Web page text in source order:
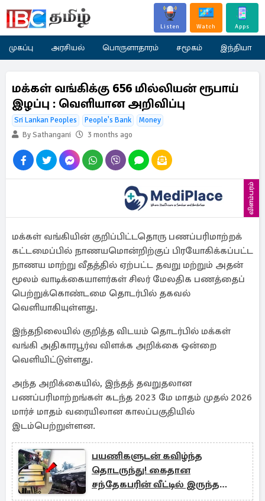
Listen Watch Apps
முகப்பு அரசியல் பொருளாதாரம் சமூகம் இந்தியா
மக்கள் வங்கிக்கு 656 மில்லியன் ரூபாய்
இழப்பு : வெளியான அறிவிப்பு
Sri Lankan Peoples People's Bank
Money
By Sathangani
3 months ago
விளம்பரம்
மக்கள் வங்கியின் குறிப்பிட்டதொரு பணப்பரிமாற்றக்
கட்டமைப்பில் நாணயமொன்றிற்குப் பிரயோகிக்கப்பட்ட
நாணய மாற்று வீதத்தில் ஏற்பட்ட தவறு மற்றும் அதன்
மூலம் வாடிக்கையாளர்கள் சிலர் மேலதிக பணத்தைப்
பெற்றுக்கொண்டமை தொடர்பில் தகவல்
வெளியாகியுள்ளது.
இந்தநிலையில் குறித்த விடயம் தொடர்பில் மக்கள்
வங்கி அதிகாரபூர்வ விளக்க அறிக்கை ஒன்றை
வெளியிட்டுள்ளது.
அந்த அறிக்கையில், இந்தத் தவறுதலான
பணப்பரிமாற்றங்கள் கடந்த 2023 மே மாதம் முதல் 2026
மார்ச் மாதம் வரையிலான காலப்பகுதியில்
இடம்பெற்றுள்ளன.
பயணிகளுடன் கவிழ்ந்த
தொடருந்து! கைதான
சந்தேகபரின் வீட்டில் இருந்த
உபகரணங்கள்